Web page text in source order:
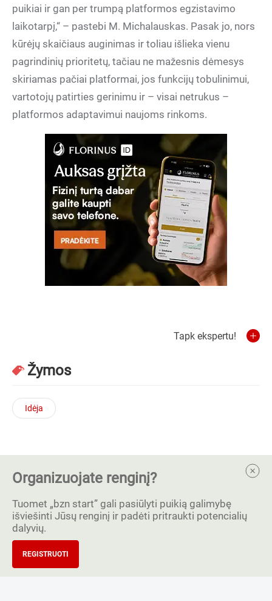
puikiai ir gan per trumpą platformos egzistavimo
laikotarpį,“ – pastebi M. Michalauskas. Pasak jo, nors
kūrėjų skaičiaus auginimas ir toliau išlieka vienu
pagrindinių prioritetų, tačiau ne mažesnis dėmesys
skiriamas pačiai platformai, jos funkcijų tobulinimui,
vartotojų patirties gerinimu ir – visai netrukus –
platformos adaptavimui naujoms rinkoms.
Tapk ekspertu!
Žymos
Idėja
Organizuojate renginį?
Tuomet „bzn start” gali pasiūlyti puikią galimybę
išviešinti Jūsų renginį ir padėti pritraukti potencialių
dalyvių.
REGISTRUOTI